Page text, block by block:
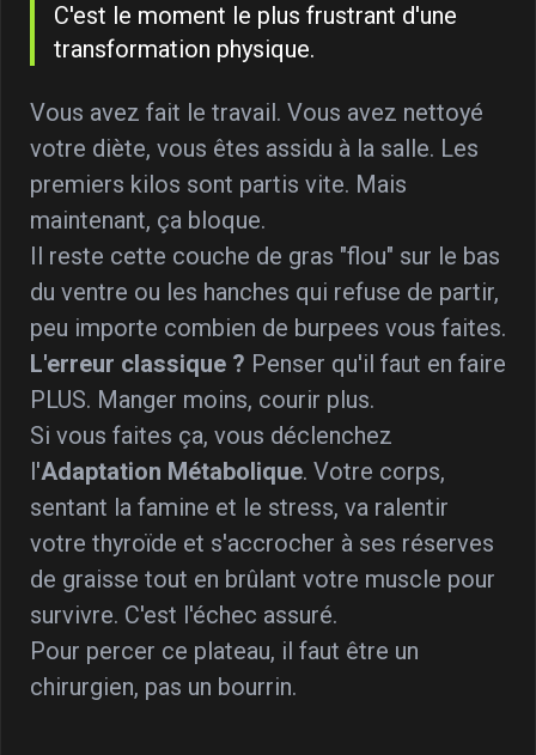
C'est le moment le plus frustrant d'une
transformation physique.
Vous avez fait le travail. Vous avez nettoyé
votre diète, vous êtes assidu à la salle. Les
premiers kilos sont partis vite. Mais
maintenant, ça bloque.
Il reste cette couche de gras "flou" sur le bas
du ventre ou les hanches qui refuse de partir,
peu importe combien de burpees vous faites.
L'erreur classique ? Penser qu'il faut en faire
PLUS. Manger moins, courir plus.
Si vous faites ça, vous déclenchez
l'Adaptation Métabolique. Votre corps,
sentant la famine et le stress, va ralentir
votre thyroïde et s'accrocher à ses réserves
de graisse tout en brûlant votre muscle pour
survivre. C'est l'échec assuré.
Pour percer ce plateau, il faut être un
chirurgien, pas un bourrin.